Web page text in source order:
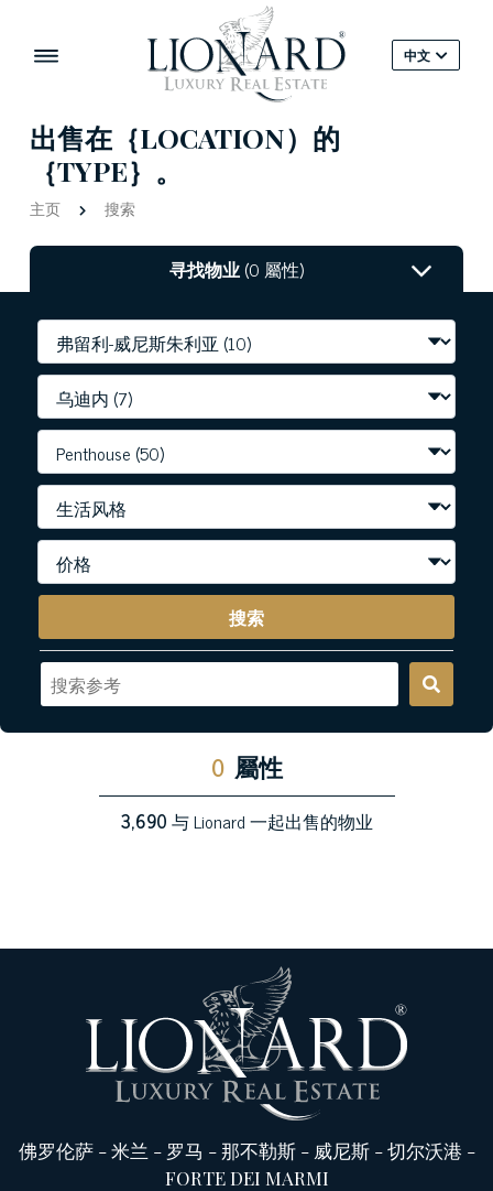
中文
出售在｛LOCATION）的
｛TYPE｝。
主页 搜索
寻找物业(0 屬性)
搜索
0 屬性
3,690与 Lionard 一起出售的物业
佛罗伦萨-米兰 - 罗马 -那不勒斯- 威尼斯-切尔沃港 -
FORTE DEI MARMI